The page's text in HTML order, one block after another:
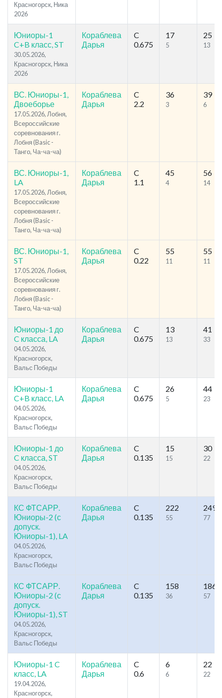
Красногорск, Ника
2026
Юниоры-1
C+B класс, ST
30.05.2026,
Красногорск, Ника
2026
Кораблева
Дарья
C
0.675
17
5
25
13
ВС. Юниоры-1,
Двоеборье
17.05.2026, Лобня,
Всероссийские
соревнования г.
Лобня (Basic -
Танго, Ча-ча-ча)
Кораблева
Дарья
C
2.2
36
3
39
6
ВС. Юниоры-1,
LA
17.05.2026, Лобня,
Всероссийские
соревнования г.
Лобня (Basic -
Танго, Ча-ча-ча)
Кораблева
Дарья
C
1.1
45
4
56
14
ВС. Юниоры-1,
ST
17.05.2026, Лобня,
Всероссийские
соревнования г.
Лобня (Basic -
Танго, Ча-ча-ча)
Кораблева
Дарья
C
0.22
55
11
55
11
Юниоры-1 до
C класса, LA
04.05.2026,
Красногорск,
Вальс Победы
Кораблева
Дарья
C
0.675
13
13
41
33
Юниоры-1
C+B класс, LA
04.05.2026,
Красногорск,
Вальс Победы
Кораблева
Дарья
C
0.675
26
5
44
23
Юниоры-1 до
C класса, ST
04.05.2026,
Красногорск,
Вальс Победы
Кораблева
Дарья
C
0.135
15
15
30
22
КС ФТСАРР.
Юниоры-2 (с
допуск.
Юниоры-1), LA
04.05.2026,
Красногорск,
Вальс Победы
Кораблева
Дарья
C
0.135
222
55
249
77
КС ФТСАРР.
Юниоры-2 (с
допуск.
Юниоры-1), ST
04.05.2026,
Красногорск,
Вальс Победы
Кораблева
Дарья
C
0.135
158
36
186
57
Юниоры-1 C
класс, LA
19.04.2026,
Красногорск,
Кораблева
Дарья
C
0.6
6
6
22
22